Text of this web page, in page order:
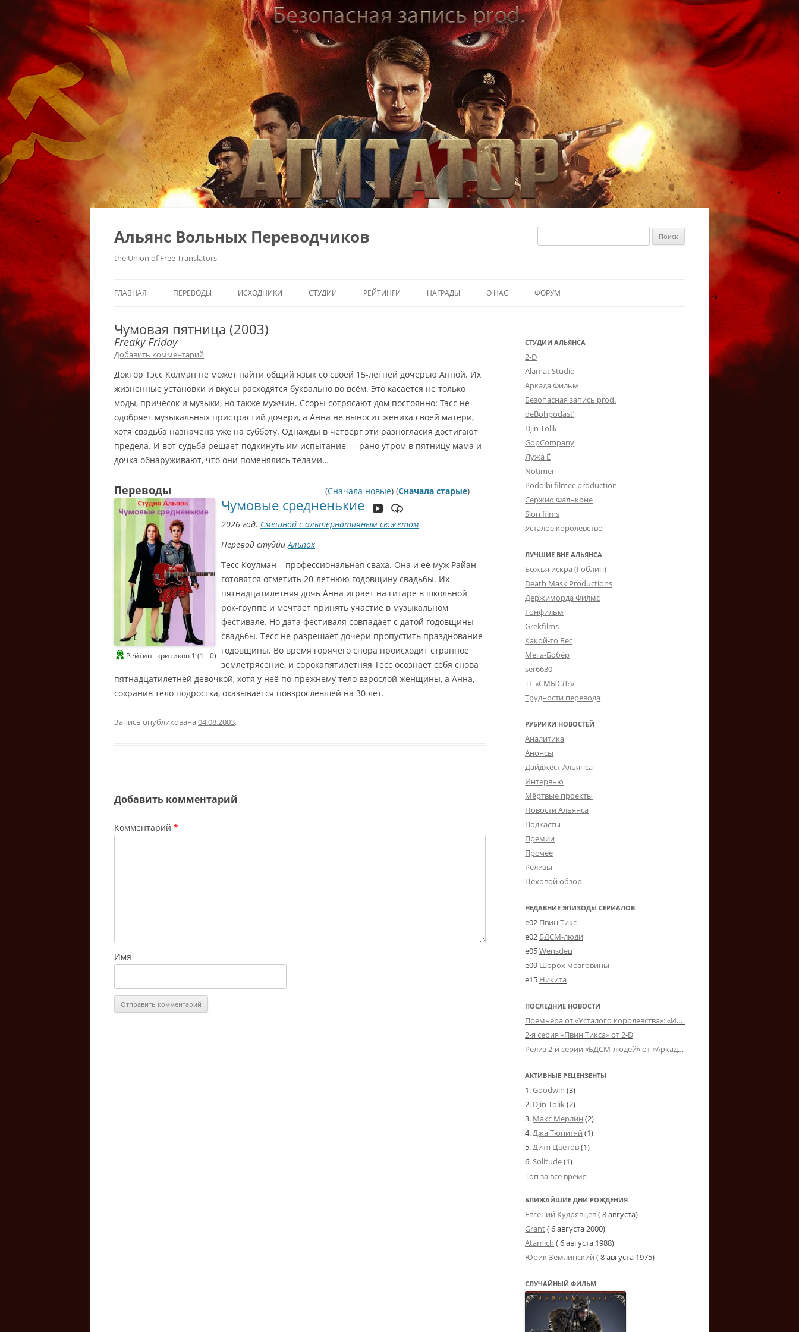
Альянс Вольных Переводчиков
the Union of Free Translators
Найти:
ГЛАВНАЯ ПЕРЕВОДЫ ИСХОДНИКИ СТУДИИ РЕЙТИНГИ НАГРАДЫ О НАС
ВСТУПЛЕНИЕ В АЛЬЯНС
ИСТОРИЯ АЛЬЯНСА
ФОРУМ
Чумовая пятница (2003)
Freaky Friday
Добавить комментарий
Доктор Тэсс Колман не может найти общий язык со своей 15-летней дочерью Анной. Их
жизненные установки и вкусы расходятся буквально во всём. Это касается не только
моды, причёсок и музыки, но также мужчин. Ссоры сотрясают дом постоянно: Тэсс не
одобряет музыкальных пристрастий дочери, а Анна не выносит жениха своей матери,
хотя свадьба назначена уже на субботу. Однажды в четверг эти разногласия достигают
предела. И вот судьба решает подкинуть им испытание — рано утром в пятницу мама и
дочка обнаруживают, что они поменялись телами…
Переводы (Сначала новые) (Сначала старые)
Рейтинг критиков 1 (1 - 0)
Чумовые средненькие
2026 год. Смешной с альтернативным сюжетом
Перевод студииАльпок
Тесс Коулман – профессиональная сваха. Она и её муж Райан
готовятся отметить 20-летнюю годовщину свадьбы. Их
пятнадцатилетняя дочь Анна играет на гитаре в школьной
рок-группе и мечтает принять участие в музыкальном
фестивале. Но дата фестиваля совпадает с датой годовщины
свадьбы. Тесс не разрешает дочери пропустить празднование
годовщины. Во время горячего спора происходит странное
землетрясение, и сорокапятилетняя Тесс осознаёт себя снова
пятнадцатилетней девочкой, хотя у неё по-прежнему тело взрослой женщины, а Анна,
сохранив тело подростка, оказывается повзрослевшей на 30 лет.
Запись опубликована04.08.2003.
Добавить комментарий
Комментарий *
Имя
СТУДИИ АЛЬЯНСА
2-D
Alamat Studio
Аркада Фильм
Безопасная запись prod.
deBohpodast’
Djin Tolik
GopCompany
Лужа Ё
Notimer
Podolbi filmec production
Сержио Фальконе
Slon films
Усталое королевство
ЛУЧШИЕ ВНЕ АЛЬЯНСА
Божья искра (Гоблин)
Death Mask Productions
Держиморда Филмс
Гонфильм
Grekfilms
Какой-то Бес
Мега-Бобёр
ser6630
ТГ «СМЫСЛ?»
Трудности перевода
РУБРИКИ НОВОСТЕЙ
Аналитика
Анонсы
Дайджест Альянса
Интервью
Мёртвые проекты
Новости Альянса
Подкасты
Премии
Прочее
Релизы
Цеховой обзор
НЕДАВНИЕ ЭПИЗОДЫ СЕРИАЛОВ
e02 Пвин Тикс
e02 БДСМ-люди
e05Wensdeц
e09 Шорох мозговины
e15 Никита
ПОСЛЕДНИЕ НОВОСТИ
Премьера от «Усталого королевства»: «Игорь начал»
2-я серия «Пвин Тикса» от 2-D
Релиз 2-й серии «БДСМ-людей» от «Аркада Фильм»
АКТИВНЫЕ РЕЦЕНЗЕНТЫ
Goodwin (3)
Djin Tolik(2)
Макс Мерлин (2)
Джа Тюпитяй (1)
Дитя Цветов(1)
Solitude(1)
Топ за всё время
БЛИЖАЙШИЕ ДНИ РОЖДЕНИЯ
Евгений Кудрявцев( 8 августа)
Grant(6 августа 2000)
Atamich (6 августа 1988)
Юрик Землинский (8 августа 1975)
СЛУЧАЙНЫЙ ФИЛЬМ